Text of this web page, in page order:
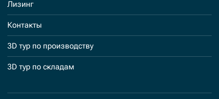
Лизинг
Контакты
3D тур по производству
3D тур по складам